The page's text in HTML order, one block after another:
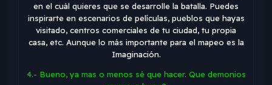
en el cuál quieres que se desarrolle la batalla. Puedes
inspirarte en escenarios de películas, pueblos que hayas
visitado, centros comerciales de tu ciudad, tu propia
casa, etc. Aunque lo más importante para el mapeo es la
Imaginación.
4.- Bueno, ya mas o menos sé que hacer. Que demonios